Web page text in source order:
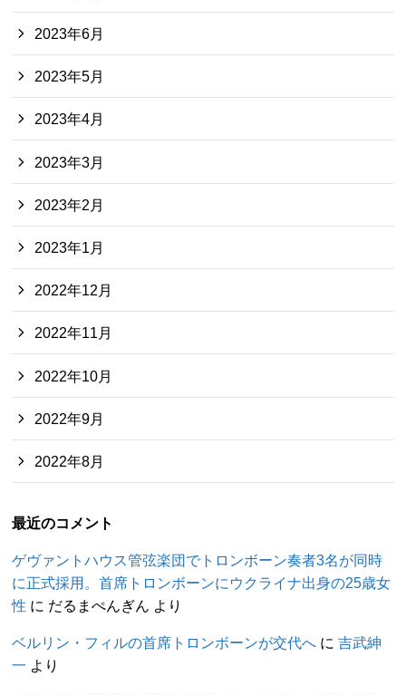
2023年6月
2023年5月
2023年4月
2023年3月
2023年2月
2023年1月
2022年12月
2022年11月
2022年10月
2022年9月
2022年8月
最近のコメント
ゲヴァントハウス管弦楽団でトロンボーン奏者3名が同時
に正式採用。首席トロンボーンにウクライナ出身の25歳女
性 に だるまぺんぎん より
ベルリン・フィルの首席トロンボーンが交代へ に吉武紳
一 より